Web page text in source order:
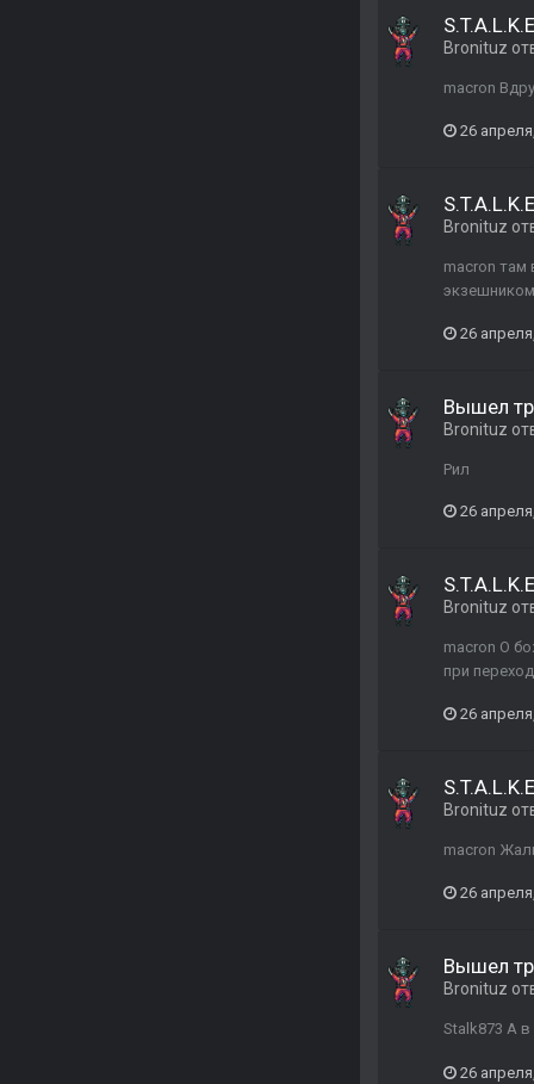
Bronituz
macron
26
Bronituz
macron там
26
Вышел
Bronituz
Рил
26
Bronituz
macron О
при
26
Bronituz
macron
26
Вышел
Bronituz
Stalk873 А
26